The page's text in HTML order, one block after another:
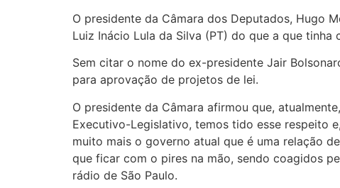
O presidente da Câmara dos Deputados, Hugo
Luiz Inácio Lula da Silva (PT) do que a que tinha
Sem citar o nome do ex-presidente Jair
para aprovação de projetos de lei.
O presidente da Câmara afirmou que,
Executivo-Legislativo, temos tido esse respeito
muito mais o governo atual que é uma relação
que ficar com o pires na mão, sendo coagidos
rádio de São Paulo.